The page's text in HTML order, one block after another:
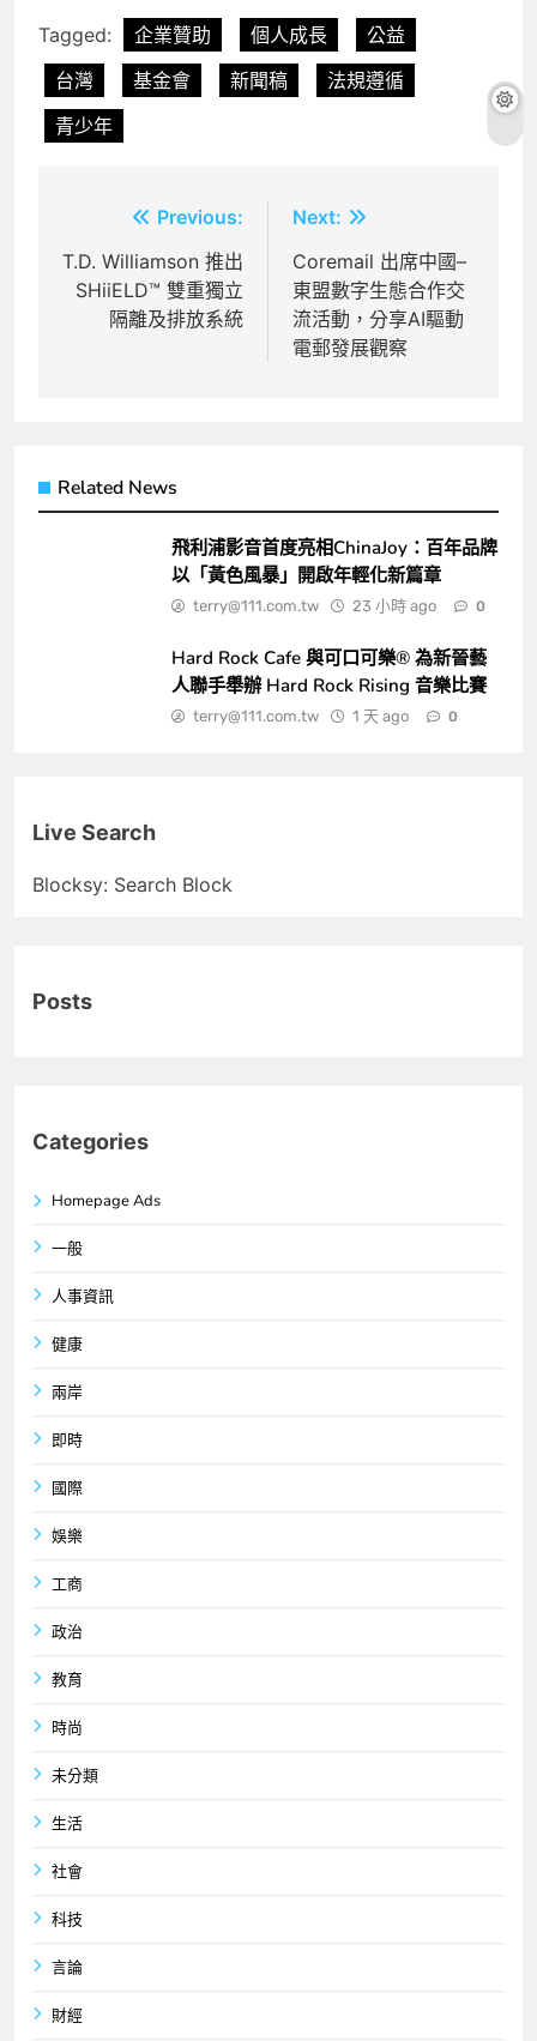
Tagged: 企業贊助 個人成長
公益
台灣
基金會 新聞稿
法規遵循
青少年
章
導
Previous:
T.D. Williamson 推出
SHiiELD™ 雙重獨立
隔離及排放系統
Next:
Coremail 出席中國–
東盟數字生態合作交
流活動，分享AI驅動
電郵發展觀察
Related News
飛利浦影音首度亮相ChinaJoy：百年品牌
以「黃色風暴」開啟年輕化新篇章
terry@111.com.tw 23 小時 ago 0
Hard Rock Cafe 與可口可樂® 為新晉藝
人聯手舉辦 Hard Rock Rising 音樂比賽
terry@111.com.tw 1 天 ago 0
Live Search
Blocksy: Search Block
Posts
Categories
Homepage Ads
一般
人事資訊
健康
兩岸
即時
國際
娛樂
工商
政治
教育
時尚
未分類
生活
社會
科技
言論
財經